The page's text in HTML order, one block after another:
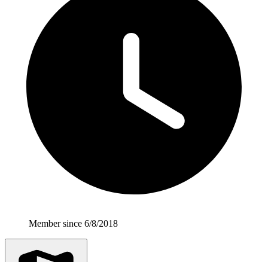
Member since 6/8/2018